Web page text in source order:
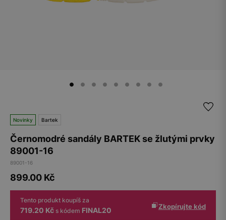
Novinky Bartek
Černomodré sandály BARTEK se žlutými prvky
89001-16
89001-16
899.00 Kč
Tento produkt koupíš za
719.20 Kč s kódem FINAL20 Zkopírujte kód